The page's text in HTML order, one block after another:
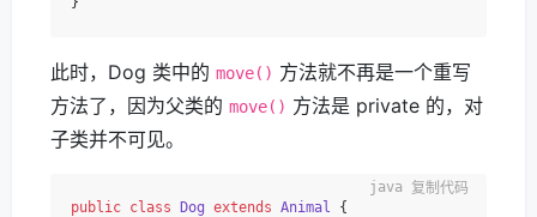
此时，Dog 类中的 move() 方法就不再是一个重写
方法了，因为父类的 move() 方法是 private 的，对
子类并不可见。
public class Dog extends Animal
{
复制代码